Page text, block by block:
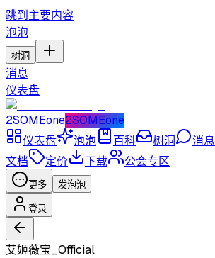
跳到主要内容
泡泡
树洞
消息
仪表盘
2SOMEone2SOMEone
仪表盘
泡泡 百科 树洞 消息
文档
定价 下载 公会专区
更多 发泡泡
登录
艾姬薇宝_Official